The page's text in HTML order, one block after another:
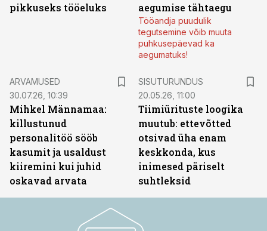
pikkuseks tööeluks
aegumise tähtaegu
Tööandja puudulik
tegutsemine võib muuta
puhkusepäevad ka
aegumatuks!
ARVAMUSED
30.07.26, 10:39
Mihkel Männamaa:
killustunud
personalitöö sööb
kasumit ja usaldust
kiiremini kui juhid
oskavad arvata
SISUTURUNDUS
20.05.26, 11:00
Tiimiürituste loogika
muutub: ettevõtted
otsivad üha enam
keskkonda, kus
inimesed päriselt
suhtleksid